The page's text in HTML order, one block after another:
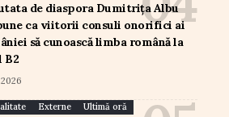
de diaspora Dumitrița Albu
ca viitorii consuli onorifici ai
să cunoască limba română la
B2
Externe Ultimă oră